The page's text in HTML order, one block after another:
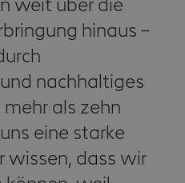
hinaus –
nachhaltiges
als zehn
eine starke
wissen, dass wir